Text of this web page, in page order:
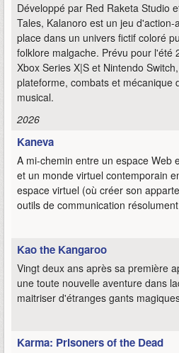
Développé par Red Raketa Studio
Tales, Kalanoro est un jeu
place dans un univers fictif coloré
folklore malgache. Prévu pour l'été
Xbox Series X|S et Nintendo
plateforme, combats et mécanique
musical.
2026
Kaneva
A mi-chemin entre un espace Web
et un monde virtuel contemporain
espace virtuel (où créer son
outils de communication
Kao the Kangaroo
Vingt deux ans après sa première
une toute nouvelle aventure dans
maitriser d'étranges gants
Karma: Prisoners of the Dead